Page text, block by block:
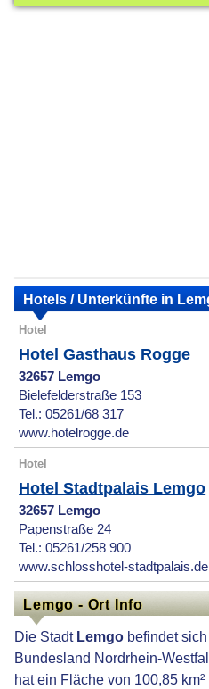
Hotels / Unterkünfte in
Hotel
Hotel Gasthaus Rogge
32657 Lemgo
Bielefelderstraße 153
Tel.: 05261/68 317
www.hotelrogge.de
Hotel
Hotel Stadtpalais Lemgo
32657 Lemgo
Papenstraße 24
Tel.: 05261/258 900
www.schlosshotel-stadtpalais.de
Lemgo - Ort Info
Die Stadt Lemgo befindet
Bundesland Nordrhein-
hat ein Fläche von 100,85